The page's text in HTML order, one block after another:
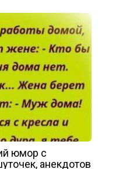
юмор с
анекдотов